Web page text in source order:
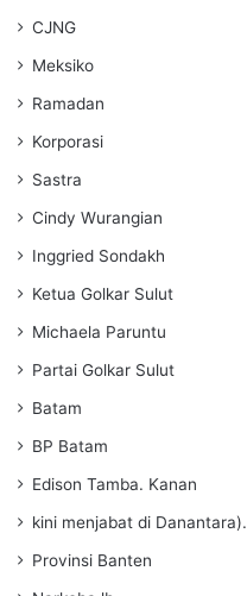
CJNG
Meksiko
Ramadan
Korporasi
Sastra
Cindy Wurangian
Inggried Sondakh
Ketua Golkar Sulut
Michaela Paruntu
Partai Golkar Sulut
Batam
BP Batam
Edison Tamba. Kanan
kini menjabat di Danantara).
Provinsi Banten